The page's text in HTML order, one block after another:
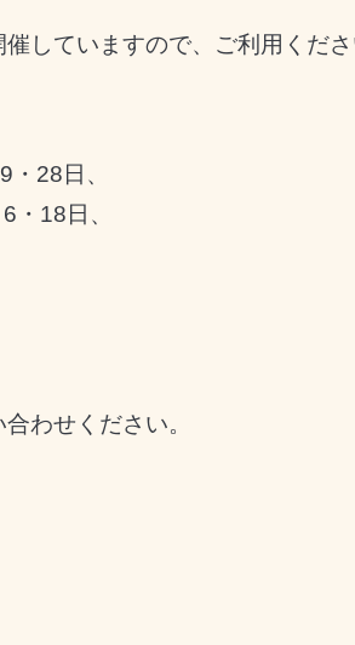
していますので、ご利用くだ
・28日 、
18日、
わせください。